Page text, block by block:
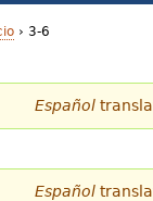
› 3-6
Español
Español